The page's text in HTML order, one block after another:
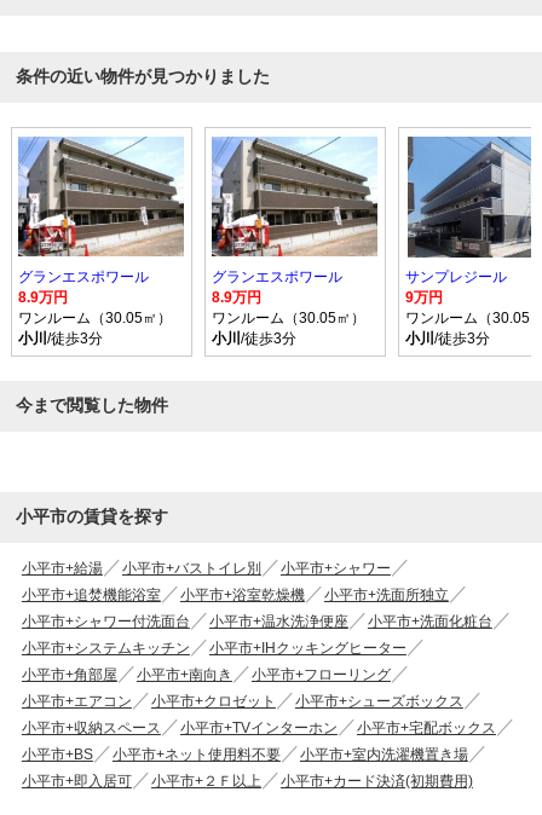
条件の近い物件が見つかりました
グランエスポワール
8.9万円
ワンルーム（30.05㎡）
小川 /徒歩3分
グランエスポワール
8.9万円
ワンルーム（30.05㎡）
小川 /徒歩3分
サンプレジール
9万円
ワンルーム（30.05
小川 /徒歩3分
今まで閲覧した物件
小平市の賃貸を探す
小平市+給湯 小平市+バストイレ別
小平市+シャワー
小平市+追焚機能浴室
小平市+浴室乾燥機
小平市+洗面所独立
小平市+シャワー付洗面台
小平市+温水洗浄便座
小平市+洗面化粧台
小平市+システムキッチン
小平市+IHクッキングヒーター
小平市+角部屋
小平市+南向き
小平市+フローリング
小平市+エアコン
小平市+クロゼット
小平市+シューズボックス
小平市+収納スペース
小平市+TVインターホン
小平市+宅配ボックス
小平市+BS
小平市+ネット使用料不要
小平市+室内洗濯機置き場
小平市+即入居可
小平市+２Ｆ以上 小平市+カード決済(初期費用)